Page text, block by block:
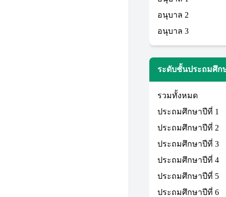
อนุบาล 2
อนุบาล 3
ระดับชั้นประถมศึก
รวมทั้งหมด
ประถมศึกษาปีที่ 1
ประถมศึกษาปีที่ 2
ประถมศึกษาปีที่ 3
ประถมศึกษาปีที่ 4
ประถมศึกษาปีที่ 5
ประถมศึกษาปีที่ 6